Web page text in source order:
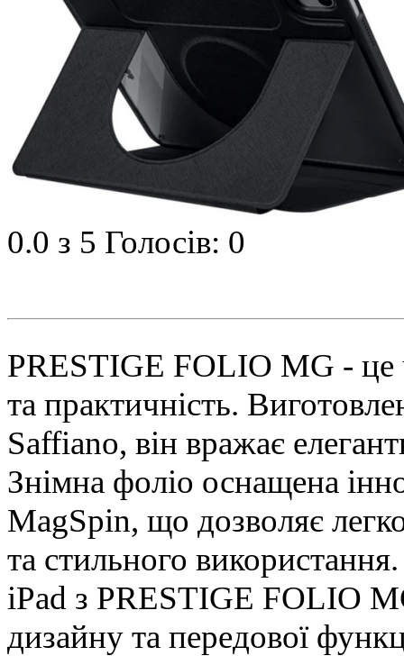
0.0 з 5 Голосів: 0
PRESTIGE FOLIO MG - це
та практичність.
Saffiano, він вражає
Знімна фоліо оснащена
MagSpin, що дозволяє
та стильного
iPad з PRESTIGE FOLIO
дизайну та передової